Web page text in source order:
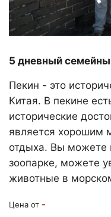
5 дневный
Пекин - это
Китая. В пекине
исторические
является хорошим
отдыха. Вы можете
зоопарке, можете
животные в
Цена от -